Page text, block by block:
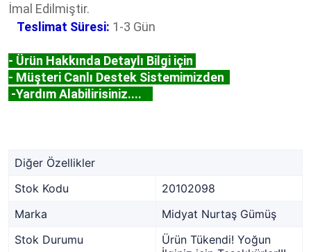
İmal Edilmiştir.
Teslimat Süresi: 1-3 Gün
- Ürün Hakkında Detaylı Bilgi için
- Müşteri Canlı Destek Sistemimizden
-Yardım Alabilirisiniz....
Diğer Özellikler
Stok Kodu
20102098
Marka
Midyat Nurtaş Gümüş
Stok Durumu
Ürün Tükendi! Yoğun